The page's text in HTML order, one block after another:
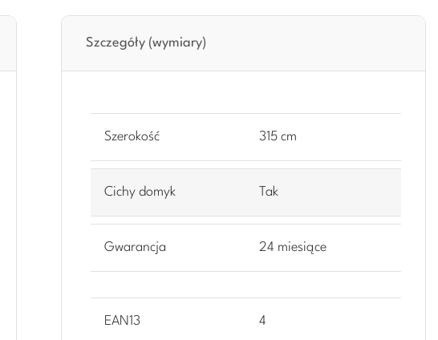
Szczegóły (wymiary)
Szerokość 315 cm
Cichy domyk Tak
Gwarancja 24 miesiące
EAN13 4